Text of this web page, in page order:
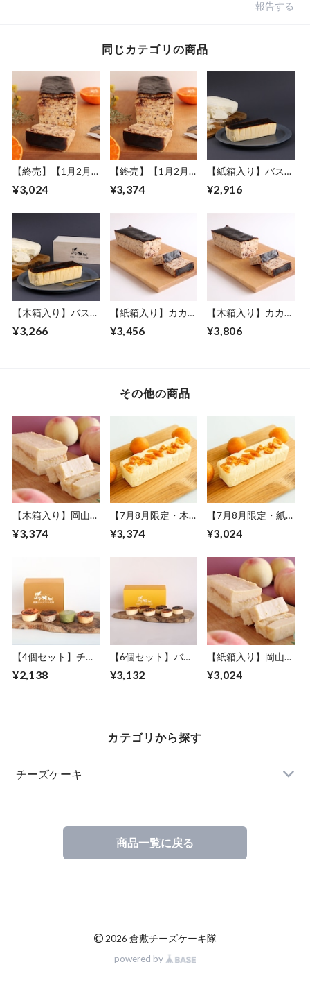
報告する
同じカテゴリの商品
【終売】【1月2月
きみかんとカカオの
¥3,024
【終売】【1月2月
きみかんとカカオの
¥3,374
【紙箱入り】バスク
ーン フルサイズ
¥2,916
【木箱入り】バスク
ーン フルサイズ
¥3,266
【紙箱入り】カカオ
フルサイズ
¥3,456
【木箱入り】カカオ
フルサイズ
¥3,806
その他の商品
【木箱入り】岡山白
ケーキ フルサイズ
¥3,374
【7月8月限定・木
ンのクリームチーズ
¥3,374
【7月8月限定・紙
ンのクリームチーズ
¥3,024
【4個セット】チー
小サイズ
¥2,138
【6個セット】バス
ーン 小サイズ
¥3,132
【紙箱入り】岡山白
ケーキ フルサイズ
¥3,024
カテゴリから探す
チーズケーキ
商品一覧に戻る
© 2026 倉敷チーズケーキ隊
powered by